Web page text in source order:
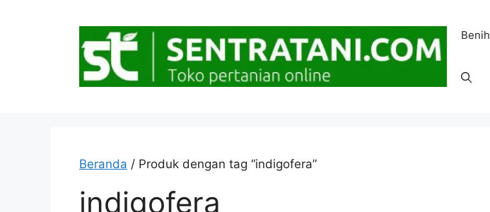
Benih
Beranda / Produk dengan tag “indigofera”
indigofera